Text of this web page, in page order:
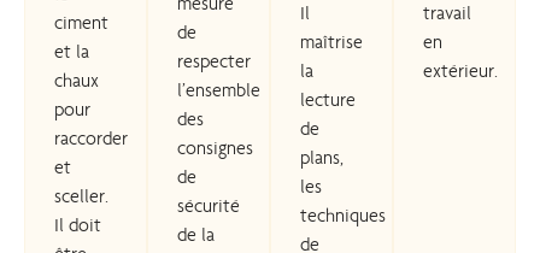
ciment
et la
chaux
pour
raccorder
et
sceller.
Il doit
de
respecter
l’ensemble
des
consignes
de
sécurité
de la
Il
maîtrise
la
lecture
de
plans,
les
techniques
de
travail
en
extérieur.